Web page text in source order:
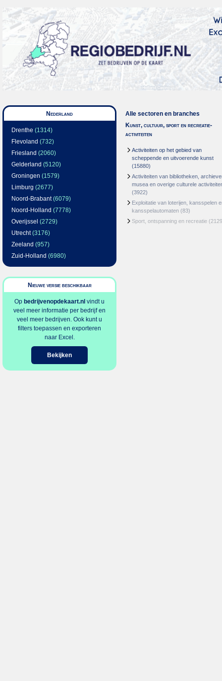
Nederland
Drenthe (1314)
Flevoland (732)
Friesland (2060)
Gelderland (5120)
Groningen (1579)
Limburg (2677)
Noord-Brabant(6079)
Noord-Holland (7778)
Overijssel (2729)
Utrecht(3176)
Zeeland (957)
Zuid-Holland (6980)
Nieuwe versie beschikbaar
Op bedrijvenopdekaart.nl vindt u
veel meer informatie per bedrijf en
veel meer bedrijven. Ook kunt u
filters toepassen en exporteren
naar Excel.
Bekijken
Alle sectoren en branches
Kunst, cultuur, sport en recreatie-
activiteiten
Activiteiten op het gebied van
scheppende en uitvoerende kunst
(15880)
Activiteiten van bibliotheken,
musea en overige culturele
(3922)
Exploitatie van loterijen, kansspelen
kansspelautomaten (83)
Sport, ontspanning en recreatie